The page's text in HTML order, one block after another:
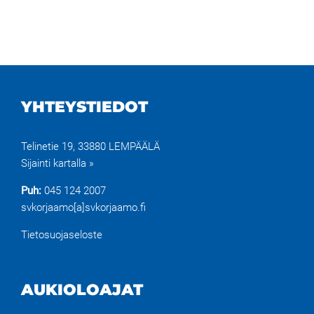
YHTEYSTIEDOT
Telinetie 19, 33880 LEMPÄÄLÄ
Sijainti kartalla »
Puh: 045 124 2007
svkorjaamo[a]svkorjaamo.fi
Tietosuojaseloste
AUKIOLOAJAT